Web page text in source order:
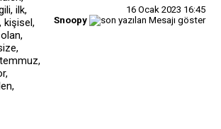
16 Ocak 2023 16:45
Snoopy